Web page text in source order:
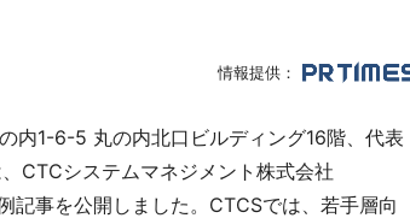
情報提供：
内1-6-5 丸の内北口ビルディング16階、代表
CTCシステムマネジメント株式会社
記事を公開しました。CTCSでは、若手層向